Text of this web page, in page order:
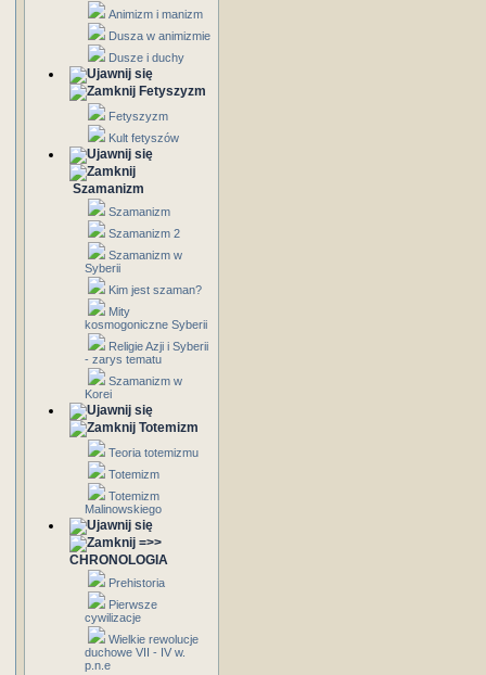
Animizm i manizm
Dusza w animizmie
Dusze i duchy
Fetyszyzm
Fetyszyzm
Kult fetyszów
Szamanizm
Szamanizm
Szamanizm 2
Szamanizm w
Syberii
Kim jest szaman?
Mity
kosmogoniczne Syberii
Religie Azji i Syberii
- zarys tematu
Szamanizm w
Korei
Totemizm
Teoria totemizmu
Totemizm
Totemizm
Malinowskiego
=>>
CHRONOLOGIA
Prehistoria
Pierwsze
cywilizacje
Wielkie rewolucje
duchowe VII - IV w.
p.n.e